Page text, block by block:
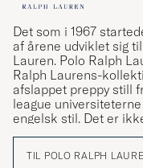
Det som i 1967
af årene udviklet sig
Lauren. Polo Ralph
Ralph Laurens-
afslappet preppy still
league
engelsk stil. Det er
TIL POLO RALPH